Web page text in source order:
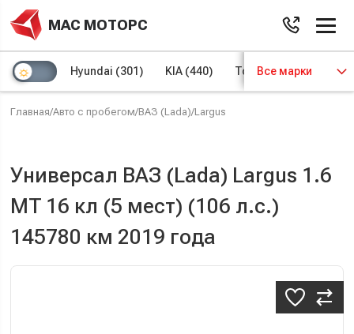
МАС МОТОРС
Hyundai (301) KIA (440) Toyota(97)
Все марки
Главная/Авто с пробегом/ВАЗ (Lada)/Largus
Универсал ВАЗ (Lada) Largus 1.6
MT 16 кл (5 мест) (106 л.с.)
145780 км 2019 года